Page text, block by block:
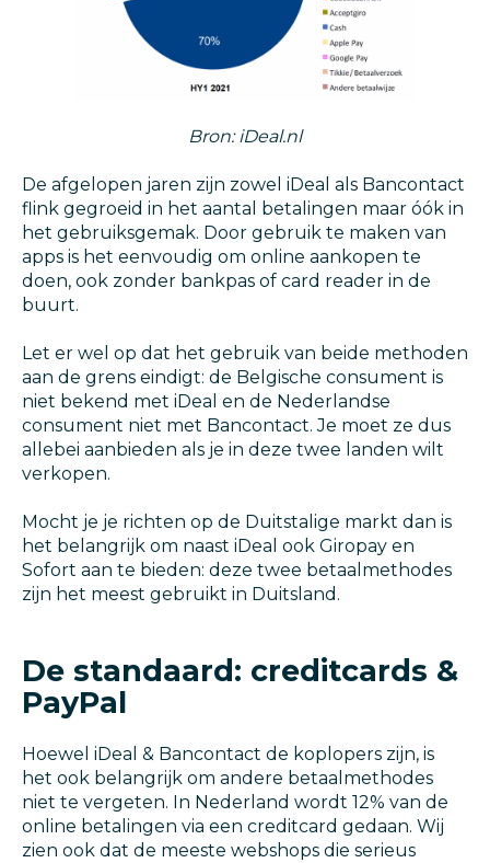
Bron: iDeal.nl
De afgelopen jaren zijn zowel iDeal als Bancontact
flink gegroeid in het aantal betalingen maar óók in
het gebruiksgemak. Door gebruik te maken van
apps is het eenvoudig om online aankopen te
doen, ook zonder bankpas of card reader in de
buurt.
Let er wel op dat het gebruik van beide methoden
aan de grens eindigt: de Belgische consument is
niet bekend met iDeal en de Nederlandse
consument niet met Bancontact. Je moet ze dus
allebei aanbieden als je in deze twee landen wilt
verkopen.
Mocht je je richten op de Duitstalige markt dan is
het belangrijk om naast iDeal ook Giropay en
Sofort aan te bieden: deze twee betaalmethodes
zijn het meest gebruikt in Duitsland.
De standaard: creditcards &
PayPal
Hoewel iDeal & Bancontact de koplopers zijn, is
het ook belangrijk om andere betaalmethodes
niet te vergeten. In Nederland wordt 12% van de
online betalingen via een creditcard gedaan. Wij
zien ook dat de meeste webshops die serieus